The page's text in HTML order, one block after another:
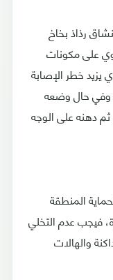
رذاذ بخاخ
على مكونات
يزيد خطر الإصابة
وفي حال وضعه
دهنه على الوجه
المنطقة
فيجب عدم التخلي
والهالات